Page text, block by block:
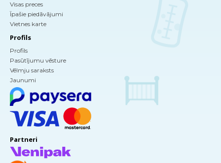
Visas preces
Īpašie piedāvājumi
Vietnes karte
Profils
Profils
Pasūtījumu vēsture
Vēlmju saraksts
Jaunumi
Partneri